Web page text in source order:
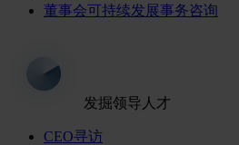
董事会可持续发展事务咨询
发掘领导人才
CEO寻访